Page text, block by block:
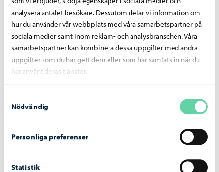
analysera antalet besökare. Dessutom delar vi information om
hur du använder vår webbplats med våra samarbetspartner på
sociala medier samt inom reklam- och analysbranschen. Våra
samarbetspartner kan kombinera dessa uppgifter med andra
uppgifter som du har gett dem eller som har samlats in när du
har använt deras tjänster.
Nödvändig
Personliga preferenser
Statistik
Borgå stad belönad som föregångare inom
träbyggande